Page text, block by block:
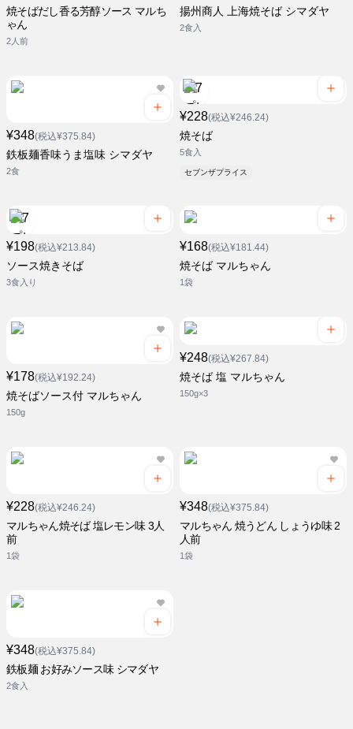
焼そばだし香る芳醇ソース マルち
ゃん
2人前
揚州商人 上海焼そば シマダヤ
2食入
¥348(税込¥375.84)
鉄板麺香味うま塩味 シマダヤ
2食
¥228(税込¥246.24)
焼そば
5食入
セブンザプライス
¥198(税込¥213.84)
ソース焼きそば
3食入り
¥168(税込¥181.44)
焼そば マルちゃん
1袋
¥178(税込¥192.24)
焼そばソース付 マルちゃん
150g
¥248(税込¥267.84)
焼そば 塩 マルちゃん
150g×3
¥228(税込¥246.24)
マルちゃん焼そば 塩レモン味 3人
前
1袋
¥348(税込¥375.84)
マルちゃん 焼うどん しょうゆ味 2
人前
1袋
¥348(税込¥375.84)
鉄板麺 お好みソース味 シマダヤ
2食入